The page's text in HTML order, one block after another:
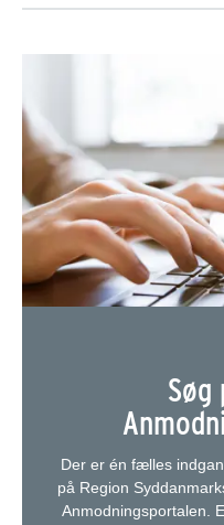
Søg
Der er én fælles
på Region
Anmodningsportalen.